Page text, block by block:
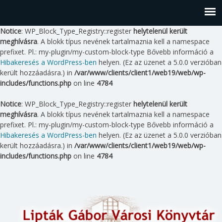
Notice: WP_Block_Type_Registry::register helytelenül került
meghívásra. A blokk típus nevének tartalmaznia kell a namespace
prefixet. Pl.: my-plugin/my-custom-block-type Bővebb információ a
Hibakeresés a WordPress-ben helyen. (Ez az üzenet a 5.0.0 verzióban
került hozzáadásra.) in /var/www/clients/client1/web19/web/wp-
includes/functions.php on line 4784
Notice: WP_Block_Type_Registry::register helytelenül került
meghívásra. A blokk típus nevének tartalmaznia kell a namespace
prefixet. Pl.: my-plugin/my-custom-block-type Bővebb információ a
Hibakeresés a WordPress-ben helyen. (Ez az üzenet a 5.0.0 verzióban
került hozzáadásra.) in /var/www/clients/client1/web19/web/wp-
includes/functions.php on line 4784